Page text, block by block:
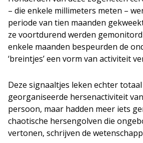
– die enkele millimeters meten –
periode van tien maanden
ze voortdurend werden gemonitord
enkele maanden bespeurden de
‘breintjes’ een vorm van activiteit
Deze signaaltjes leken echter
georganiseerde hersenactiviteit
persoon, maar hadden meer iets
chaotische hersengolven die
vertonen, schrijven de